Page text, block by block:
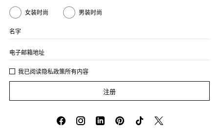
女装时尚 男装时尚
名字
电子邮箱地址
我已阅读隐私政策所有内容
注册